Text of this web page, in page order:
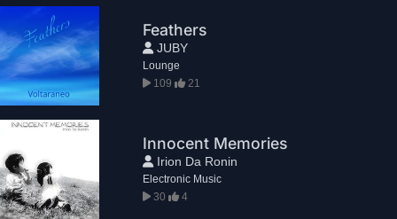
Feathers
JUBY
Lounge
109
21
Innocent Memories
Irion Da Ronin
Electronic Music
30
4